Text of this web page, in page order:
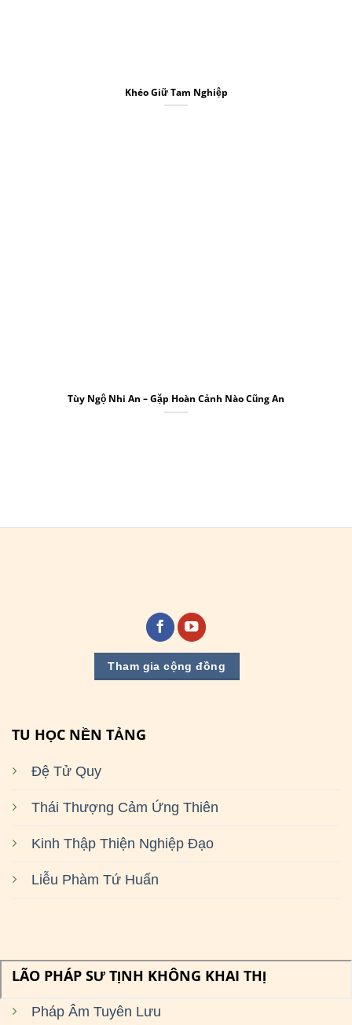
Khéo Giữ Tam Nghiệp
Tùy Ngộ Nhi An – Gặp Hoàn Cảnh Nào Cũng An
Tham gia cộng đồng
TU HỌC NỀN TẢNG
Đệ Tử Quy
Thái Thượng Cảm Ứng Thiên
Kinh Thập Thiện Nghiệp Đạo
Liễu Phàm Tứ Huấn
LÃO PHÁP SƯ TỊNH KHÔNG KHAI THỊ
Pháp Âm Tuyên Lưu